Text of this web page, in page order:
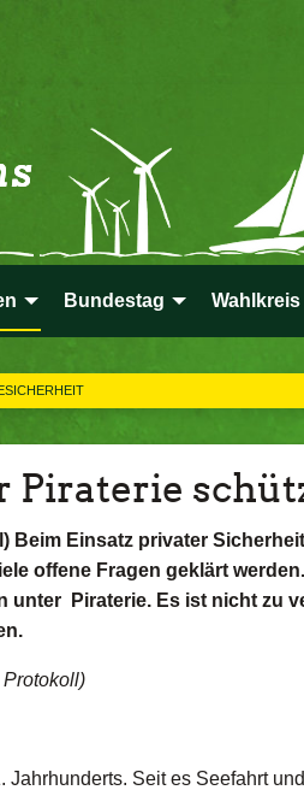
Bundestag Wahlkreis
Piraterie
Beim Einsatz privater
offene Fragen geklärt
unter Piraterie. Es ist nicht zu
Jahrhunderts. Seit es Seefahrt